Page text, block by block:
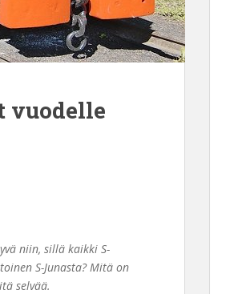
vuodelle
niin, sillä kaikki S-
S-Junasta? Mitä on
selvää.